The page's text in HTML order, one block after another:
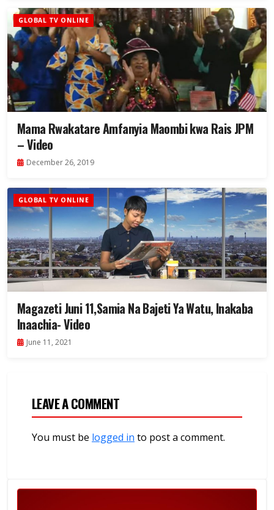
GLOBAL TV ONLINE
Mama Rwakatare Amfanyia Maombi kwa Rais JPM
– Video
December 26, 2019
GLOBAL TV ONLINE
Magazeti Juni 11,Samia Na Bajeti Ya Watu, Inakaba
Inaachia- Video
June 11, 2021
LEAVE A COMMENT
You must be logged in to post a comment.